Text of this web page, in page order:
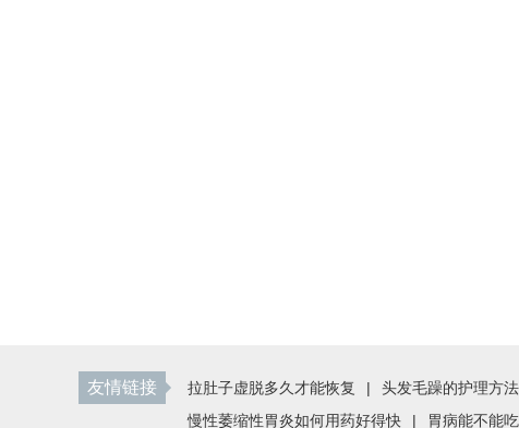
友情链接 拉肚子虚脱多久才能恢复 | 头发毛躁的护理方法
慢性萎缩性胃炎如何用药好得快
| 胃病能不能